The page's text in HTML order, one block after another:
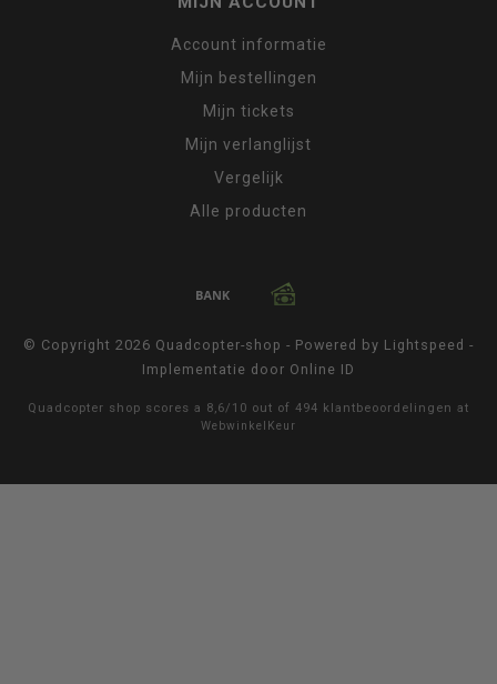
Account informatie
Mijn bestellingen
Mijn tickets
Mijn verlanglijst
Vergelijk
Alle producten
© Copyright 2026 Quadcopter-shop - Powered by Lightspeed -
Implementatie door Online ID
Quadcopter shop scores a 8,6/ 10 out of 494 klantbeoordelingen at
WebwinkelKeur